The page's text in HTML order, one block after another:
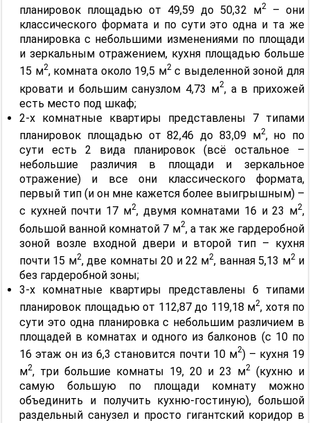
планировок площадью от 49,59 до 50,32 м2
– они
классического формата и по сути это одна и та же
планировка с небольшими изменениями по площади
и зеркальным отражением, кухня площадью больше
15 м2, комната около 19,5 м2с выделенной зоной для
кровати и большим санузлом 4,73 м2, а в прихожей
есть место под шкаф;
2-х комнатные квартиры представлены 7 типами
планировок площадью от 82,46 до 83,09 м2, но по
сути есть 2 вида планировок (всё остальное –
небольшие различия в площади и зеркальное
отражение) и все они классического формата,
первый тип (и он мне кажется более выигрышным) –
с кухней почти 17 м2, двумя комнатами 16 и 23 м2,
большой ванной комнатой 7 м2, а так же гардеробной
зоной возле входной двери и второй тип – кухня
почти 15 м2, две комнаты 20 и 22 м2, ванная 5,13 м2и
без гардеробной зоны;
3-х комнатные квартиры представлены 6 типами
планировок площадью от 112,87 до 119,18 м2, хотя по
сути это одна планировка с небольшим различием в
площадей в комнатах и одного из балконов (с 10 по
16 этаж он из 6,3 становится почти 10 м2) – кухня 19
м2, три большие комнаты 19, 20 и 23 м2
(кухню и
самую большую по площади комнату можно
объединить и получить кухню-гостиную), большой
раздельный санузел и просто гигантский коридор в